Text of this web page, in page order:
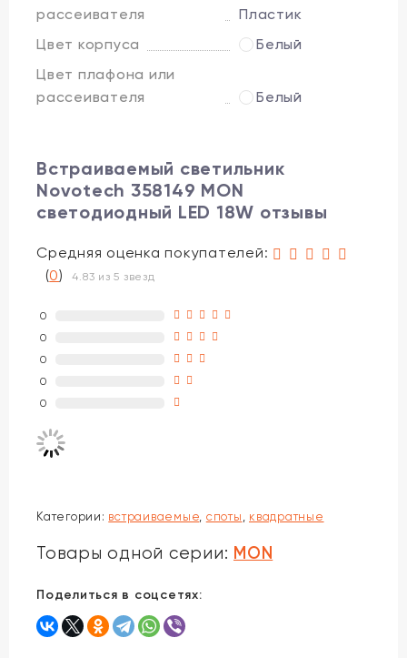
рассеивателя
Пластик
Цвет корпуса
Белый
Цвет плафона или
рассеивателя
Белый
Встраиваемый светильник
Novotech 358149 MON
светодиодный LED 18W отзывы
Средняя оценка покупателей:
(0)4.83 из 5 звезд
0
0
0
0
0
Категории: встраиваемые споты квадратные
Товары одной серии: MON
Поделиться в соцсетях: